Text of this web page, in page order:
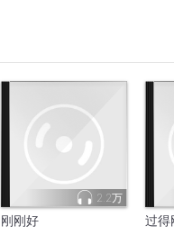
2.2万
刚刚好
过得